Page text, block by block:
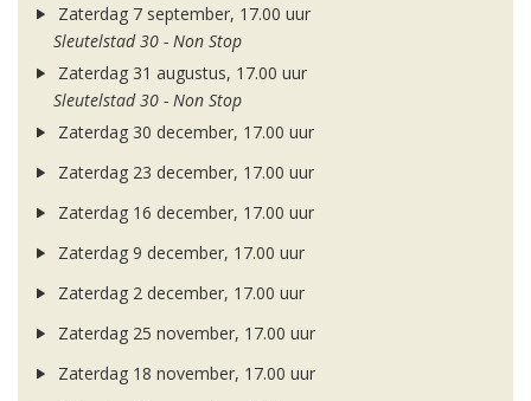
Zaterdag 7 september, 17.00 uur
Sleutelstad 30 - Non Stop
Zaterdag 31 augustus, 17.00 uur
Sleutelstad 30 - Non Stop
Zaterdag 30 december, 17.00 uur
Zaterdag 23 december, 17.00 uur
Zaterdag 16 december, 17.00 uur
Zaterdag 9 december, 17.00 uur
Zaterdag 2 december, 17.00 uur
Zaterdag 25 november, 17.00 uur
Zaterdag 18 november, 17.00 uur